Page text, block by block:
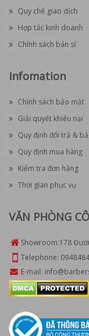
Quy chế giao dịch
Hợp tác kinh doanh
Chính sách bán sỉ
Infomation
Chính sách bảo mật
Giải quyết khiếu nại
Quy định đổi trả &
Quy định mua hàng
Kiểm tra đơn hàng
Thời gian phục vụ
VĂN PHÒNG
Showroom:178
Telephone:
E-mail: